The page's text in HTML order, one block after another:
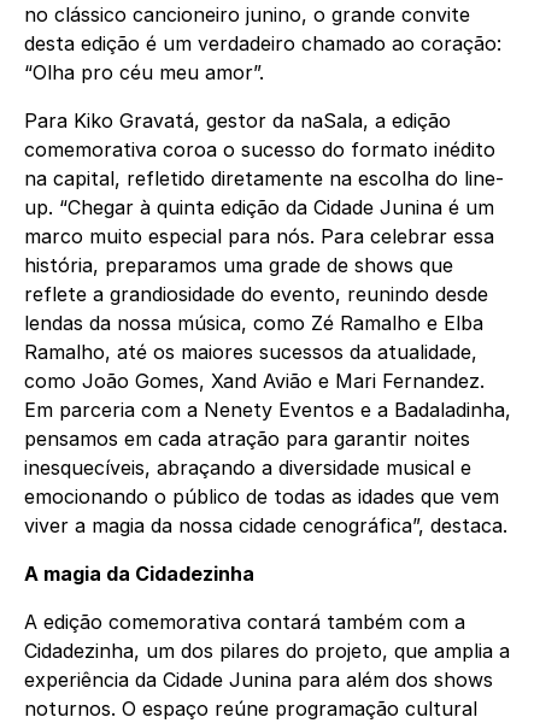
no clássico cancioneiro junino, o grande convite
desta edição é um verdadeiro chamado ao coração:
“Olha pro céu meu amor”.
Para Kiko Gravatá, gestor da naSala, a edição
comemorativa coroa o sucesso do formato inédito
na capital, refletido diretamente na escolha do line-
up. “Chegar à quinta edição da Cidade Junina é um
marco muito especial para nós. Para celebrar essa
história, preparamos uma grade de shows que
reflete a grandiosidade do evento, reunindo desde
lendas da nossa música, como Zé Ramalho e Elba
Ramalho, até os maiores sucessos da atualidade,
como João Gomes, Xand Avião e Mari Fernandez.
Em parceria com a Nenety Eventos e a Badaladinha,
pensamos em cada atração para garantir noites
inesquecíveis, abraçando a diversidade musical e
emocionando o público de todas as idades que vem
viver a magia da nossa cidade cenográfica”, destaca.
A magia da Cidadezinha
A edição comemorativa contará também com a
Cidadezinha, um dos pilares do projeto, que amplia a
experiência da Cidade Junina para além dos shows
noturnos. O espaço reúne programação cultural